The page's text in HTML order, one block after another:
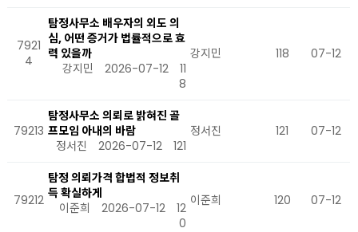
7921
4
탐정사무소 배우자의 외도 의
심, 어떤 증거가 법률적으로 효
력 있을까
강지민
2026-07-12
11
8
강지민 118 07-12
79213
탐정사무소 의뢰로 밝혀진 골
프모임 아내의 바람
정서진
2026-07-12 121
정서진 121 07-12
79212
탐정 의뢰가격 합법적 정보취
득 확실하게
이준희
2026-07-12
12
0
이준희 120 07-12